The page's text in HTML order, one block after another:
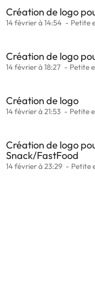
Création de logo
14 février à 14:54 Petite
Création de logo
14 février à 18:27 Petite
Création de logo
14 février à 21:53 Petite
Création de logo
Snack/FastFood
14 février à 23:29 Petite